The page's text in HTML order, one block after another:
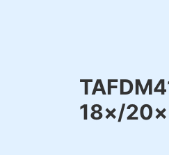
18×/20×